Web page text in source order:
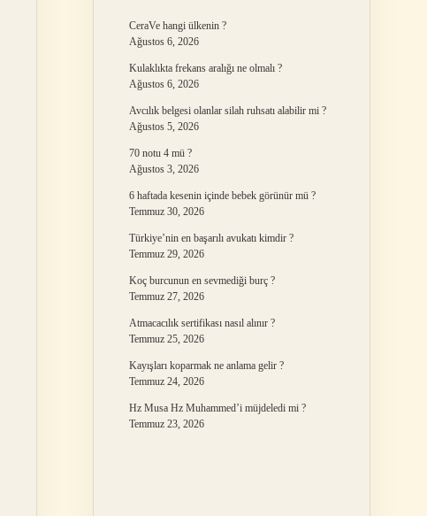
CeraVe hangi ülkenin ?
Ağustos 6, 2026
Kulaklıkta frekans aralığı ne olmalı ?
Ağustos 6, 2026
Avcılık belgesi olanlar silah ruhsatı alabilir mi ?
Ağustos 5, 2026
70 notu 4 mü ?
Ağustos 3, 2026
6 haftada kesenin içinde bebek görünür mü ?
Temmuz 30, 2026
Türkiye’nin en başarılı avukatı kimdir ?
Temmuz 29, 2026
Koç burcunun en sevmediği burç ?
Temmuz 27, 2026
Atmacacılık sertifikası nasıl alınır ?
Temmuz 25, 2026
Kayışları koparmak ne anlama gelir ?
Temmuz 24, 2026
Hz Musa Hz Muhammed’i müjdeledi mi ?
Temmuz 23, 2026